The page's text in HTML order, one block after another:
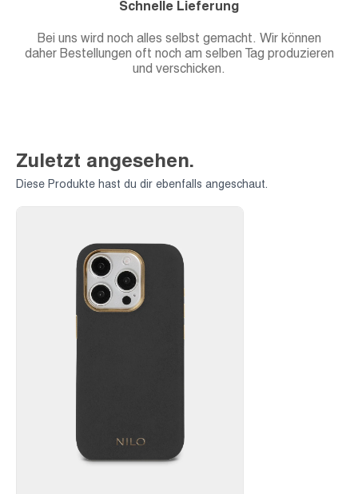
Schnelle Lieferung
Bei uns wird noch alles selbst gemacht. Wir können
daher Bestellungen oft noch am selben Tag produzieren
und verschicken.
Zuletzt angesehen.
Diese Produkte hast du dir ebenfalls angeschaut.